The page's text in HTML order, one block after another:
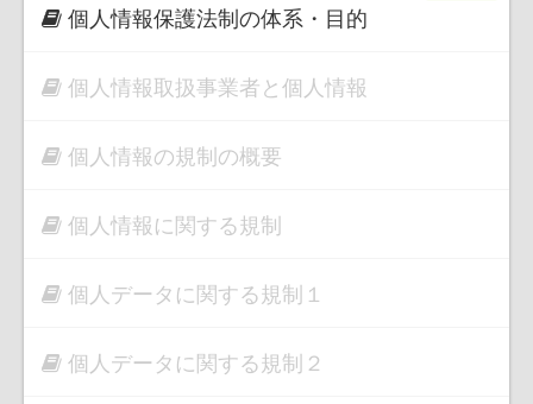
個人情報保護法制の体系・目的
個人情報取扱事業者と個人情報
個人情報の規制の概要
個人情報に関する規制
個人データに関する規制１
個人データに関する規制２